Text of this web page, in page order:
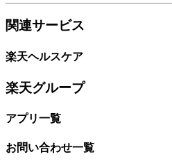
関連サービス
楽天ヘルスケア
楽天グループ
アプリ一覧
お問い合わせ一覧